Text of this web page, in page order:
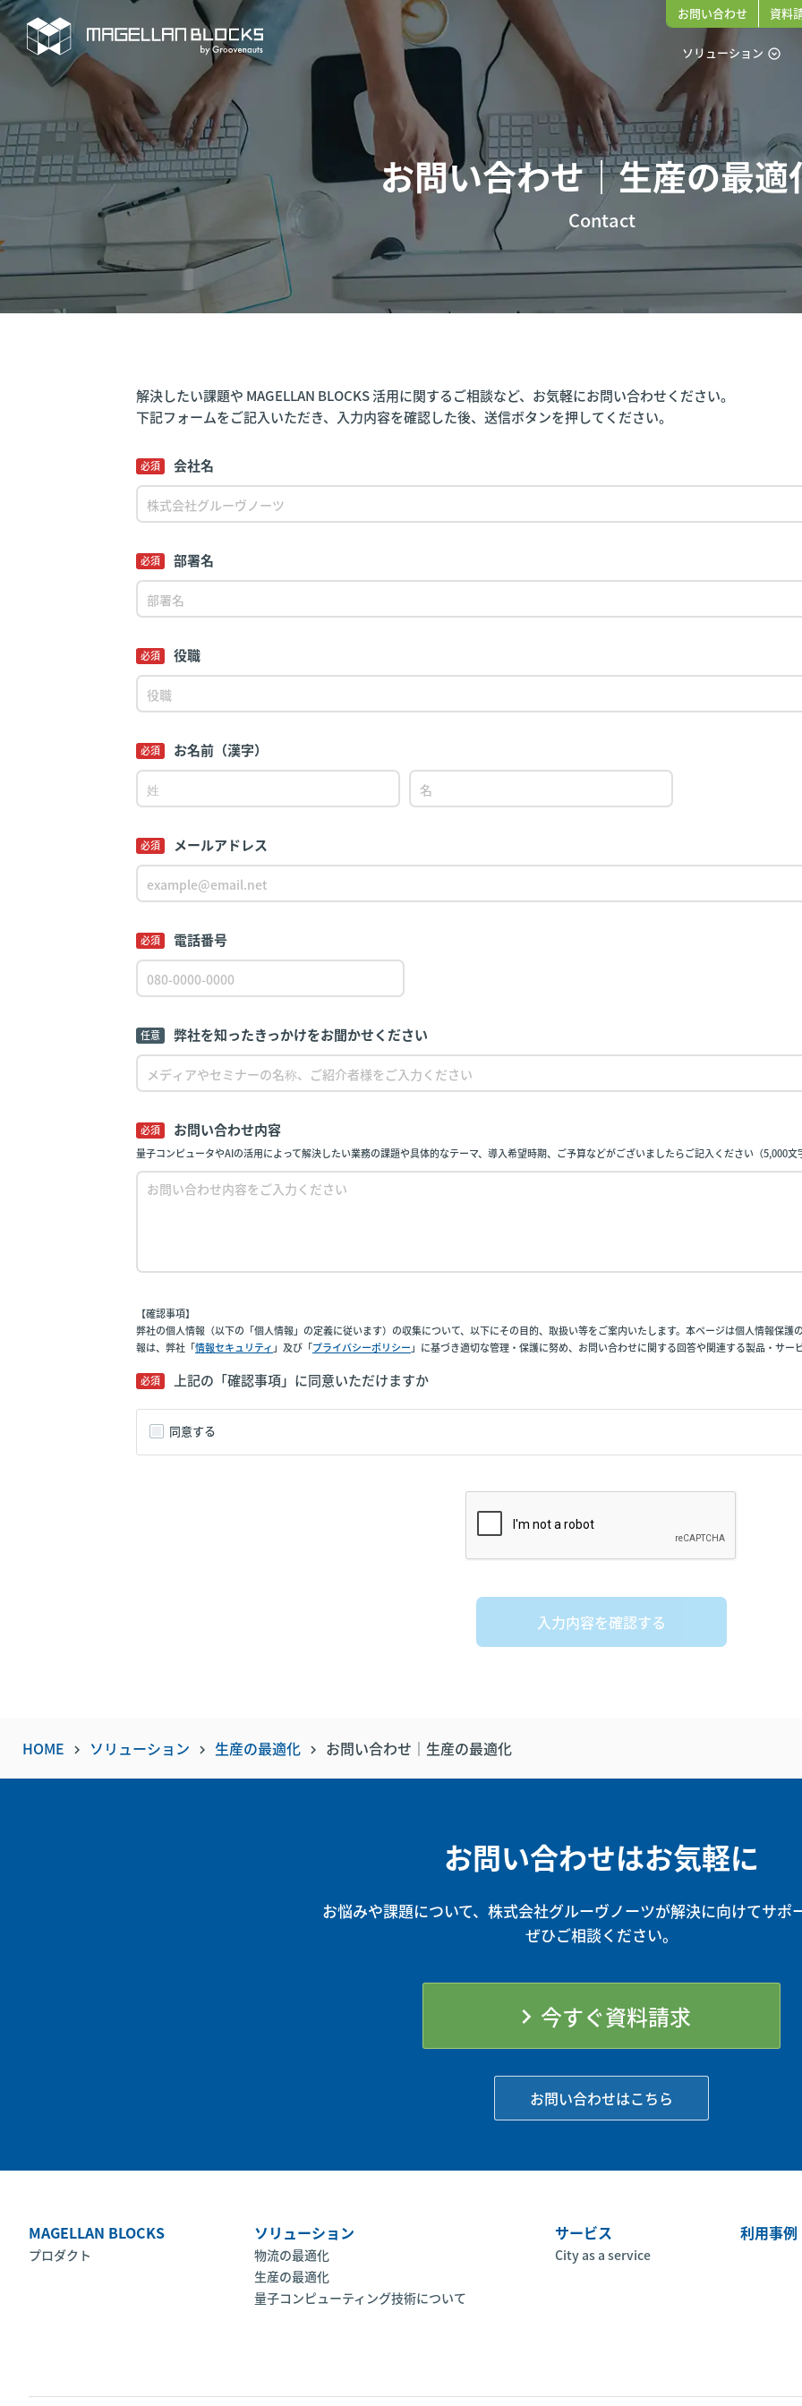
ソリューション expand_circle_down
お問い合わせ 資料
お問い合わせ｜生産の最適
Contact
解決したい課題や MAGELLAN BLOCKS 活用に関するご相談など、お気軽にお問い合わせください。
下記フォームをご記入いただき、入力内容を確認した後、送信ボタンを押してください。
必須 会社名
必須 部署名
必須 役職
必須 お名前（漢字）
必須 メールアドレス
必須 電話番号
任意 弊社を知ったきっかけをお聞かせください
必須 お問い合わせ内容
量子コンピュータやAIの活用によって解決したい業務の課題や具体的なテーマ、導入希望時期、ご予算などがございましたらご記入ください（5,000文
【確認事項】
弊社の個人情報（以下の「個人情報」の定義に従います）の収集について、以下にその目的、取扱い等をご案内いたします。本ページは個人情報保護
報は、弊社「情報セキュリティ 」及び「プライバシーポリシー」に基づき適切な管理・保護に努め、お問い合わせに関する回答や関連する製品・サー
必須 上記の「確認事項」に同意いただけますか
同意する
HOME keyboard_arrow_right ソリューション keyboard_arrow_right 生産の最適化 keyboard_arrow_right お問い合わせ｜生産の最適化
お問い合わせはお気軽に
お悩みや課題について、株式会社グルーヴノーツが解決に向けてサポ
ぜひご相談ください。
chevron_right 今すぐ資料請求
お問い合わせはこちら
MAGELLAN BLOCKS
プロダクト
ソリューション
物流の最適化
生産の最適化
量子コンピューティング技術について
サービス
City as a service
利用事例